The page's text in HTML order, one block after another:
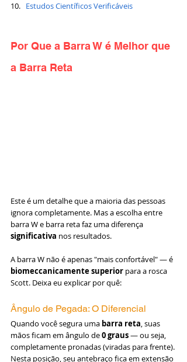
Estudos Científicos Verificáveis
Por Que a Barra W é Melhor que
a Barra Reta
Este é um detalhe que a maioria das pessoas
ignora completamente. Mas a escolha entre
barra W e barra reta faz uma diferença
significativa nos resultados.
A barra W não é apenas "mais confortável" — é
biomeccanicamente superior para a rosca
Scott. Deixa eu explicar por quê:
Ângulo de Pegada: O Diferencial
Quando você segura uma barra reta, suas
mãos ficam em ângulo de 0 graus — ou seja,
completamente pronadas (viradas para frente).
Nesta posição, seu antebraço fica em extensão